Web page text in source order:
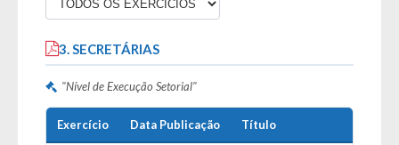
3. SECRETÁRIAS
"Nível de Execução Setorial"
Exercício Data Publicação Título
Fale Conosco